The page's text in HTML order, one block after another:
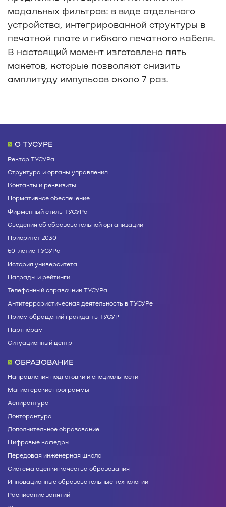
модальных фильтров: в виде отдельного
устройства, интегрированной структуры в
печатной плате и гибкого печатного кабеля.
В настоящий момент изготовлено пять
макетов, которые позволяют снизить
амплитуду импульсов около 7 раз.
О ТУСУРЕ
Ректор ТУСУРа
Структура и органы управления
Контакты и реквизиты
Нормативное обеспечение
Фирменный стиль ТУСУРа
Сведения об образовательной организации
Приоритет 2030
60-летие ТУСУРа
История университета
Награды и рейтинги
Телефонный справочник ТУСУРа
Антитеррористическая деятельность в ТУСУРе
Приём обращений граждан в ТУСУР
Партнёрам
Ситуационный центр
ОБРАЗОВАНИЕ
Направления подготовки и специальности
Магистерские программы
Аспирантура
Докторантура
Дополнительное образование
Цифровые кафедры
Передовая инженерная школа
Система оценки качества образования
Инновационные образовательные технологии
Расписание занятий